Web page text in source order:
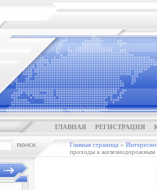
ГЛАВНАЯ РЕГИСТРАЦИЯ
Главная страница »
проходы к железнодорожным